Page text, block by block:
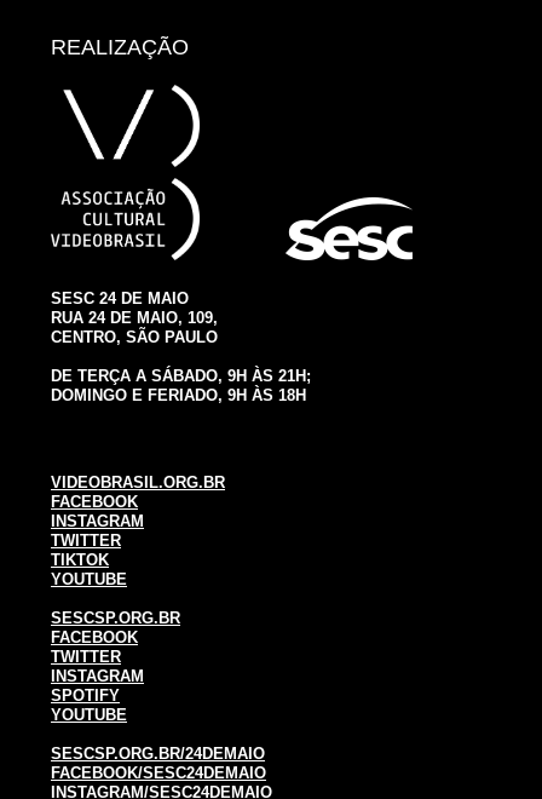
REALIZAÇÃO
SESC 24 DE MAIO
RUA 24 DE MAIO, 109,
CENTRO, SÃO PAULO
DE TERÇA A SÁBADO, 9H ÀS 21H;
DOMINGO E FERIADO, 9H ÀS 18H
VIDEOBRASIL.ORG.BR
FACEBOOK
INSTAGRAM
TWITTER
TIKTOK
YOUTUBE
SESCSP.ORG.BR
FACEBOOK
TWITTER
INSTAGRAM
SPOTIFY
YOUTUBE
SESCSP.ORG.BR/24DEMAIO
FACEBOOK/SESC24DEMAIO
INSTAGRAM/SESC24DEMAIO